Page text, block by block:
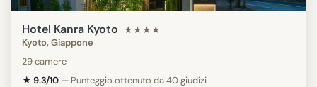
Hotel Kanra Kyoto ★★★★
Kyoto, Giappone
29 camere
★ 9.3/10 — Punteggio ottenuto da 40 giudizi